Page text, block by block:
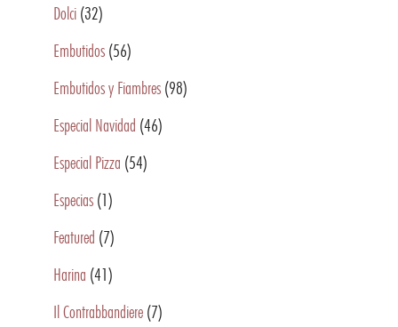
Dolci (32)
Embutidos (56)
Embutidos y Fiambres (98)
Especial Navidad (46)
Especial Pizza (54)
Especias (1)
Featured (7)
Harina (41)
Il Contrabbandiere (7)